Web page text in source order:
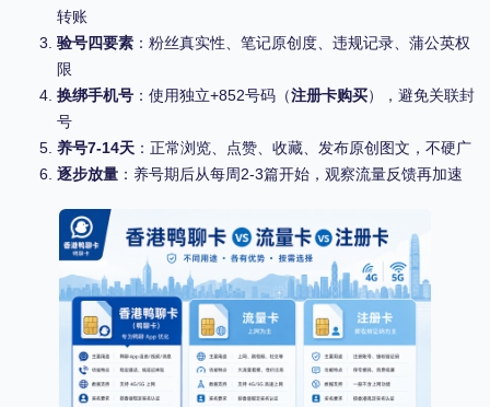
转账
验号四要素 ：粉丝真实性、笔记原创度、违规记录、蒲公英权
限
换绑手机号 ：使用独立+852号码（注册卡购买），避免关联封
号
养号7-14天 ：正常浏览、点赞、收藏、发布原创图文，不硬广
逐步放量 ：养号期后从每周2-3篇开始，观察流量反馈再加速